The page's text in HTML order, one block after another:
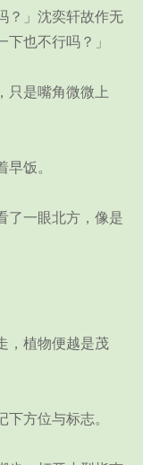
」沈奕轩故作无
也不行吗？」
是嘴角微微上
饭。
一眼北方，像是
植物便越是茂
方位与标志。